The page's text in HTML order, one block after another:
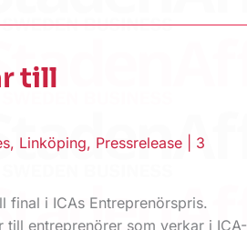
till
, Linköping, Pressrelease
3
final i ICAs Entreprenörspris.
till entreprenörer som verkar i ICA-